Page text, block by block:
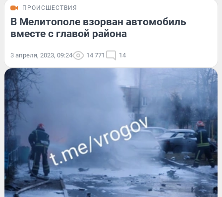
ПРОИСШЕСТВИЯ
В Мелитополе взорван автомобиль
вместе с главой района
3 апреля, 2023, 09:24 14 771 14